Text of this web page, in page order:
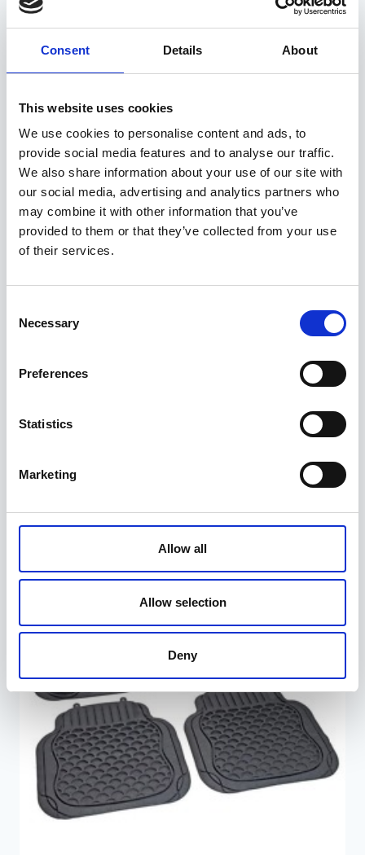
Consent Details About
This website uses cookies
We use cookies to personalise content and ads, to
provide social media features and to analyse our traffic.
We also share information about your use of our site with
our social media, advertising and analytics partners who
may combine it with other information that you’ve
provided to them or that they’ve collected from your use
of their services.
Selection
Necessary
Preferences
Statistics
Marketing
Allow all
Allow selection
Deny
Seotud tooted
Digitaalne voolumõõtur max. 120 l / min 1
89,95€